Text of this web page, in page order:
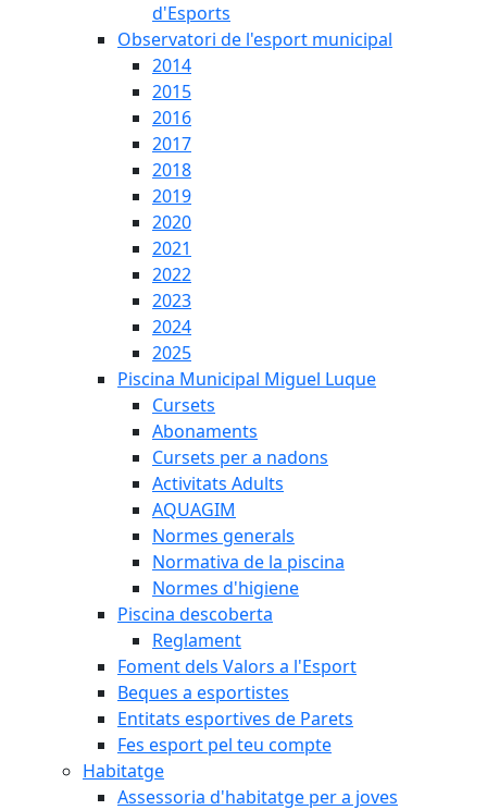
d'Esports
Observatori de l'esport municipal
2014
2015
2016
2017
2018
2019
2020
2021
2022
2023
2024
2025
Piscina Municipal Miguel Luque
Cursets
Abonaments
Cursets per a nadons
Activitats Adults
AQUAGIM
Normes generals
Normativa de la piscina
Normes d'higiene
Piscina descoberta
Reglament
Foment dels Valors a l'Esport
Beques a esportistes
Entitats esportives de Parets
Fes esport pel teu compte
Habitatge
Assessoria d'habitatge per a joves